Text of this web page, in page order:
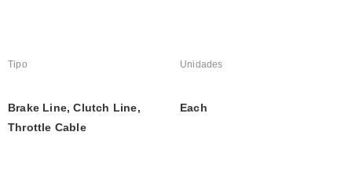
Tipo
Brake Line, Clutch Line,
Throttle Cable
Unidades
Each